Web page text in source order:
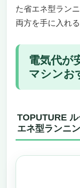
コンパ
やすさ
どんな
まとめ
サポート
電気代
ネ性能
超静音
ペルソ
イント
デザイ
「電気代
た省エネ型ラン
両方を手に入れ
電気代が
マシンお
TOPUTURE
エネ型ランニ